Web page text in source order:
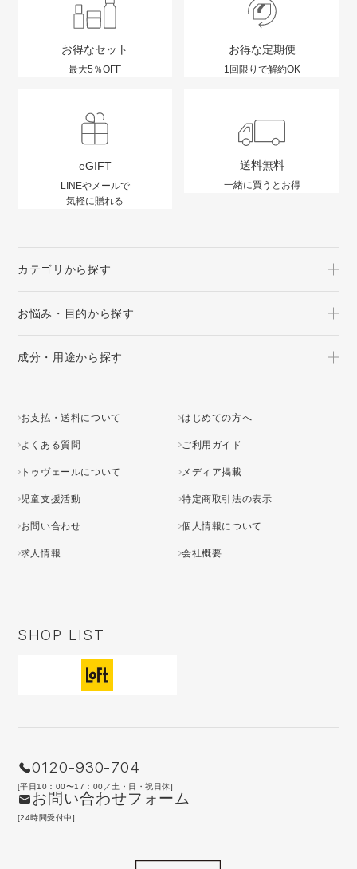
お得なセット
最大5％OFF
お得な定期便
1回限りで解約OK
eGIFT
LINEやメールで
気軽に贈れる
送料無料
一緒に買うとお得
カテゴリから探す
お悩み・目的から探す
成分・用途から探す
お支払・送料について はじめての方へ
よくある質問 ご利用ガイド
トゥヴェールについて メディア掲載
児童支援活動 特定商取引法の表示
お問い合わせ 個人情報について
求人情報 会社概要
SHOP LIST
0120-930-704
[平日10：00〜17：00／土・日・祝日休]
お問い合わせフォーム
[24時間受付中]